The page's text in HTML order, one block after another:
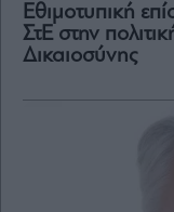
Εθιμοτυπική
ΣτΕ στην
Δικαιοσύνης